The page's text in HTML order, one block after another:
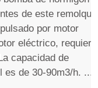
de este remolque
por motor
eléctrico, requiere
capacidad de
es de 30-90m3/h. ...